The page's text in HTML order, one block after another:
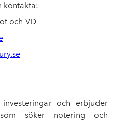
kontakta:
och VD
och erbjuder
söker notering och